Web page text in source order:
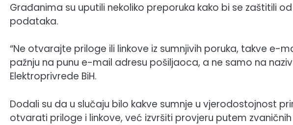
Građanima su uputili nekoliko preporuka kako bi se zaštitili
podataka.
“Ne otvarajte priloge ili linkove iz sumnjivih poruka, takve
pažnju na punu e-mail adresu pošiljaoca, a ne samo na naziv
Elektroprivrede BiH.
Dodali su da u slučaju bilo kakve sumnje u vjerodostojnost
otvarati priloge i linkove, već izvršiti provjeru putem